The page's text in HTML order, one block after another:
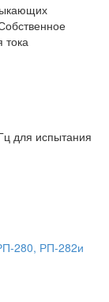
тока
для испытания
280, РП-282и